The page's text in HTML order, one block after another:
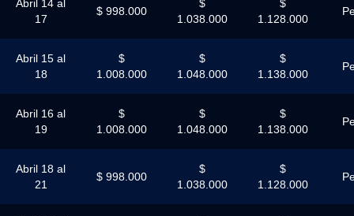
Abril 14 al
17
$ 998.000
$
1.038.000
$
1.128.000
Abril 15 al
18
$
1.008.000
$
1.048.000
$
1.138.000
Abril 16 al
19
$
1.008.000
$
1.048.000
$
1.138.000
Abril 18 al
21
$ 998.000
$
1.038.000
$
1.128.000